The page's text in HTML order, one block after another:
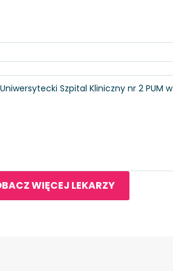
Szpital Kliniczny nr 2 PUM w
WIĘCEJ LEKARZY